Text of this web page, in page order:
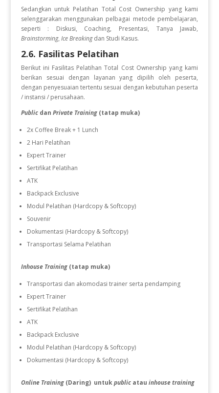
Sedangkan untuk Pelatihan Total Cost Ownership yang kami
selenggarakan menggunakan pelbagai metode pembelajaran,
seperti : Diskusi, Coaching, Presentasi, Tanya Jawab,
Brainstorming, Ice Breakingdan Studi Kasus.
2.6. Fasilitas Pelatihan
Berikut ini Fasilitas Pelatihan Total Cost Ownership yang kami
berikan sesuai dengan layanan yang dipilih oleh peserta,
dengan penyesuaian tertentu sesuai dengan kebutuhan peserta
/ instansi / perusahaan.
Publicdan Private Training (tatap muka)
2x Coffee Break + 1 Lunch
2 Hari Pelatihan
Expert Trainer
Sertifikat Pelatihan
ATK
Backpack Exclusive
Modul Pelatihan (Hardcopy & Softcopy)
Souvenir
Dokumentasi (Hardcopy & Softcopy)
Transportasi Selama Pelatihan
Inhouse Training (tatap muka)
Transportasi dan akomodasi trainer serta pendamping
Expert Trainer
Sertifikat Pelatihan
ATK
Backpack Exclusive
Modul Pelatihan (Hardcopy & Softcopy)
Dokumentasi (Hardcopy & Softcopy)
Online Training (Daring) untukpublic atau inhouse training